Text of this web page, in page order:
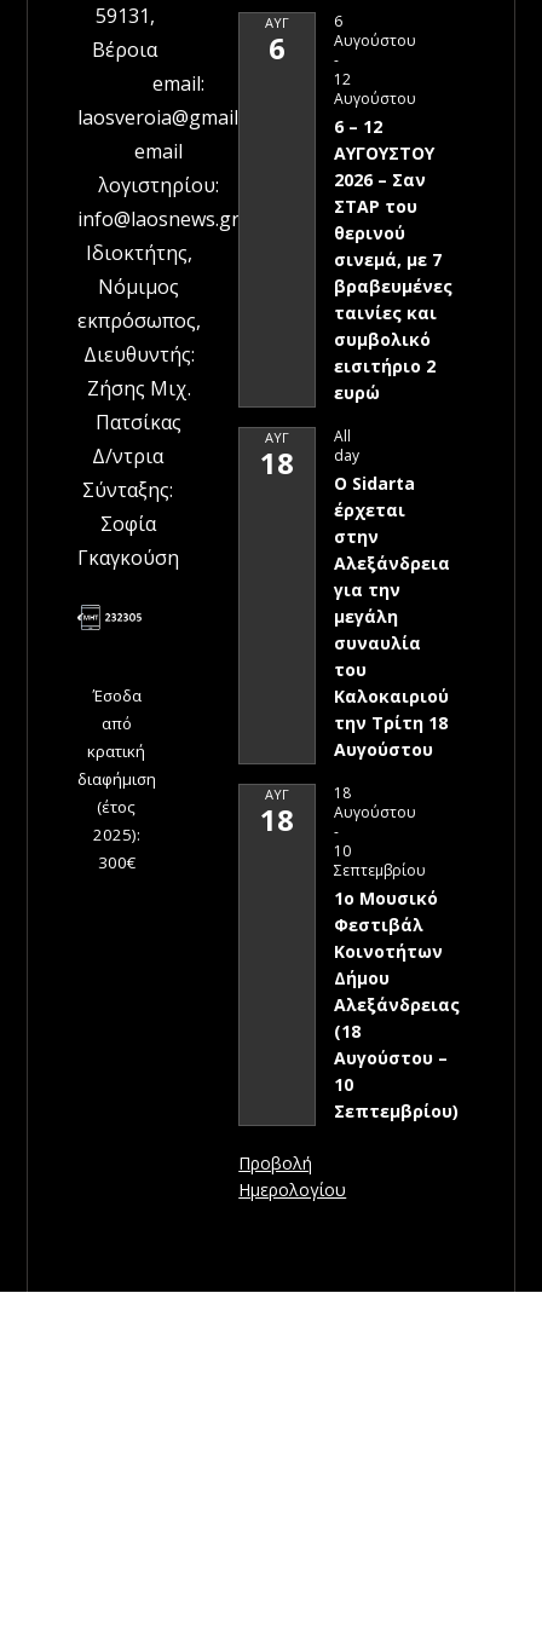
59131,
Βέροια
email:
laosveroia@gmail.com
email
λογιστηρίου:
info@laosnews.gr
Ιδιοκτήτης,
Νόμιμος
εκπρόσωπος,
Διευθυντής:
Ζήσης Μιχ.
Πατσίκας
Δ/ντρια
Σύνταξης:
Σοφία
Γκαγκούση
Έσοδα
από
κρατική
διαφήμιση
(έτος
2025):
300€
ΑΥΓ
6
6
Αυγούστου
-
12
Αυγούστου
6 – 12
ΑΥΓΟΥΣΤΟΥ
2026 – Σαν
ΣΤΑΡ του
θερινού
σινεμά, με 7
βραβευμένες
ταινίες και
συμβολικό
εισιτήριο 2
ευρώ
ΑΥΓ
18
All
day
Ο Sidarta
έρχεται
στην
Αλεξάνδρεια
για την
μεγάλη
συναυλία
του
Καλοκαιριού
την Τρίτη 18
Αυγούστου
ΑΥΓ
18
18
Αυγούστου
-
10
Σεπτεμβρίου
1ο Μουσικό
Φεστιβάλ
Κοινοτήτων
Δήμου
Αλεξάνδρειας
(18
Αυγούστου –
10
Σεπτεμβρίου)